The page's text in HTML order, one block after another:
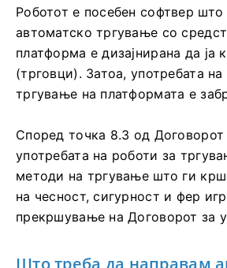
Роботот е посебен софтвер
автоматско тргување со
платформа е дизајнирана да ја
(трговци). Затоа, употребата
тргување на платформата е
Според точка 8.3 од Договорот
употребата на роботи за
методи на тргување што ги
на чесност, сигурност и фер
прекршување на Договорот за
Што треба да направам